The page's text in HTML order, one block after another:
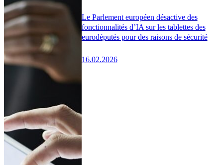
Le Parlement européen désactive des
fonctionnalités d’IA sur les tablettes des
eurodéputés pour des raisons de sécurité
16.02.2026